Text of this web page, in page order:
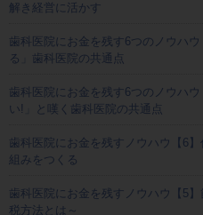
解き経営に活かす
歯科医院にお金を残す6つのノウハ
る」歯科医院の共通点
歯科医院にお金を残す6つのノウハ
い!」と嘆く歯科医院の共通点
歯科医院にお金を残すノウハウ【6
組みをつくる
歯科医院にお金を残すノウハウ【5
税方法とは～